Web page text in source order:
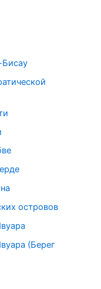
Бисау
островов
(Берег